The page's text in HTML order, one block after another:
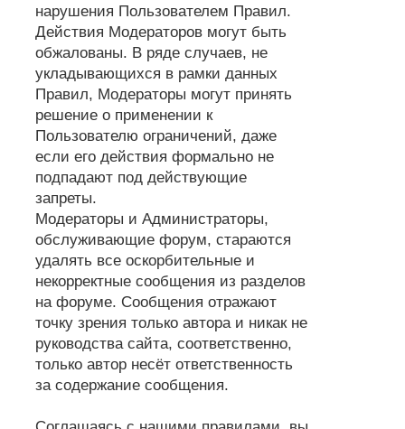
нарушения Пользователем Правил.
Действия Модераторов могут быть
обжалованы. В ряде случаев, не
укладывающихся в рамки данных
Правил, Модераторы могут принять
решение о применении к
Пользователю ограничений, даже
если его действия формально не
подпадают под действующие
запреты.
Модераторы и Администраторы,
обслуживающие форум, стараются
удалять все оскорбительные и
некорректные сообщения из разделов
на форуме. Сообщения отражают
точку зрения только автора и никак не
руководства сайта, соответственно,
только автор несёт ответственность
за содержание сообщения.